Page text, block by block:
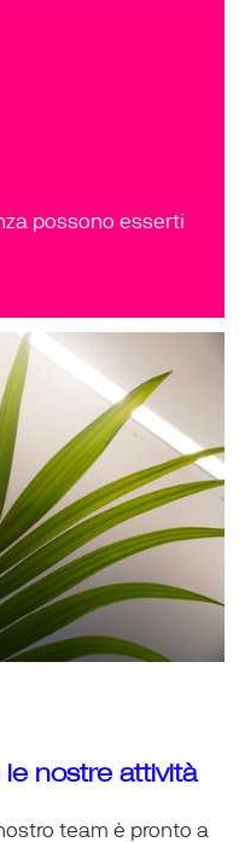
possono esserti
nostre attività
team è pronto a